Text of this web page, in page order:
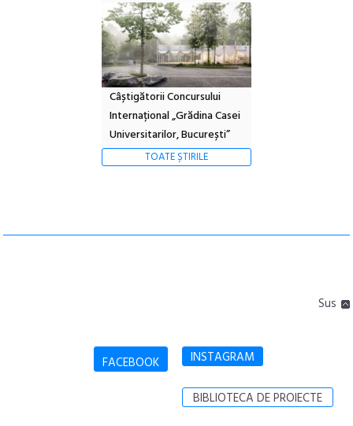
Câștigătorii Concursului
Internațional „Grădina Casei
Universitarilor, București”
TOATE ȘTIRILE
Sus
FACEBOOK INSTAGRAM
BIBLIOTECA DE PROIECTE